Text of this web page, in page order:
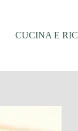
CUCINA E